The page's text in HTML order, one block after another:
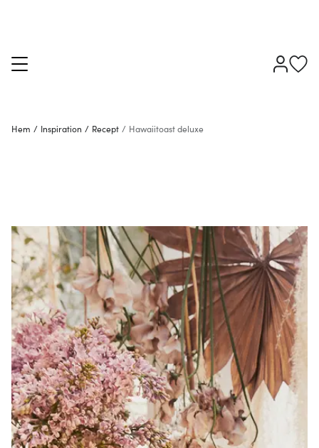
Hem / Inspiration / Recept / Hawaiitoast deluxe